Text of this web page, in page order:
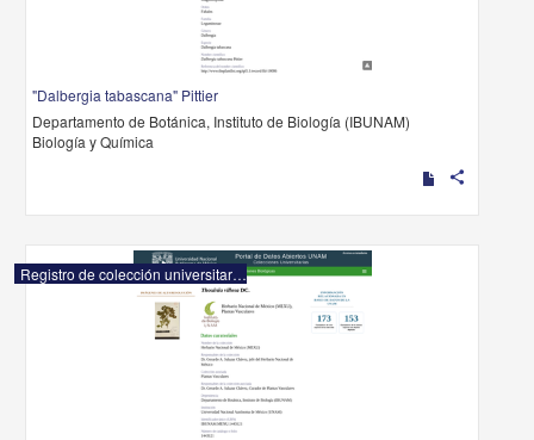
"Dalbergia tabascana" Pittier
Departamento de Botánica, Instituto de Biología (IBUNAM)
Biología y Química
share
Registro de colección universitaria